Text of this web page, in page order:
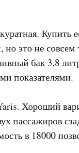
Купить
но это не
бак 3,8
показателями.
Хороший
пассажиров
в 18000